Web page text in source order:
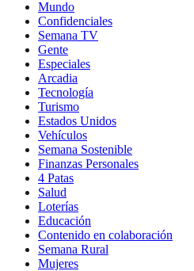
Mundo
Confidenciales
Semana TV
Gente
Especiales
Arcadia
Tecnología
Turismo
Estados Unidos
Vehículos
Semana Sostenible
Finanzas Personales
4 Patas
Salud
Loterías
Educación
Contenido en colaboración
Semana Rural
Mujeres